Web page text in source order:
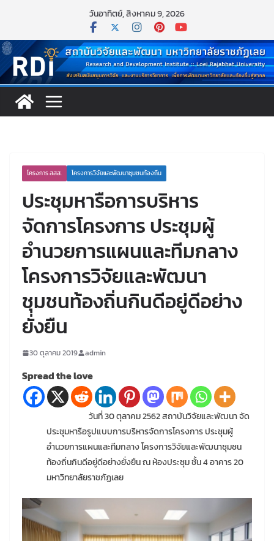
content
วันอาทิตย์, สิงหาคม 9, 2026
โครงการ สสส. โครงการวิจัยและพัฒนาชุมชนท้องถิ่น
ประชุมหารือการบริหาร
จัดการโครงการ ประชุมผู้
อำนวยการแผนและทีมกลาง
โครงการวิจัยและพัฒนา
ชุมชนท้องถิ่นกินดีอยู่ดีอย่าง
ยั่งยืน
30 ตุลาคม 2019 admin
Spread the love
วันที่ 30 ตุลาคม 2562 สถาบันวิจัยและพัฒนา จัด
ประชุมหารือรูปแบบการบริหารจัดการโครงการ ประชุมผู้
อำนวยการแผนและทีมกลาง โครงการวิจัยและพัฒนาชุมชน
ท้องถิ่นกินดีอยู่ดีอย่างยั่งยืน ณ ห้องประชุม ชั้น 4 อาคาร 20
มหาวิทยาลัยราชภัฏเลย